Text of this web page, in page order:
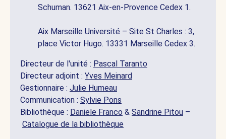
Schuman. 13621 Aix-en-Provence Cedex 1.
Aix Marseille Université – Site St Charles : 3,
place Victor Hugo. 13331 Marseille Cedex 3.
Directeur de l'unité : Pascal Taranto
Directeur adjoint : Yves Meinard
Gestionnaire : Julie Humeau
Communication : Sylvie Pons
Bibliothèque : Daniele Franco & Sandrine Pitou –
Catalogue de la bibliothèque